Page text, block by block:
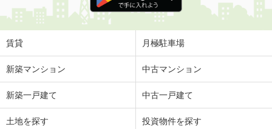
賃貸 月極駐車場
新築マンション 中古マンション
新築一戸建て 中古一戸建て
土地を探す 投資物件を探す